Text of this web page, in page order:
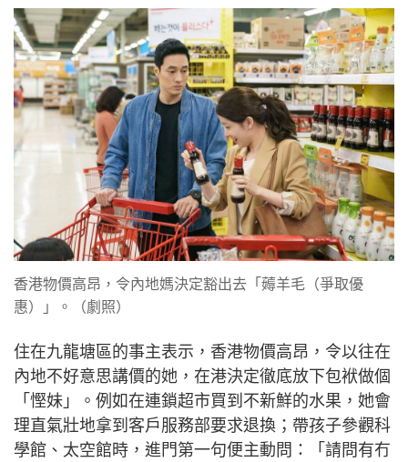
香港物價高昂，令內地媽決定豁出去「薅羊毛（爭取優
惠）」。（劇照）
住在九龍塘區的事主表示，香港物價高昂，令以往在
內地不好意思講價的她，在港決定徹底放下包袱做個
「慳妹」。例如在連鎖超市買到不新鮮的水果，她會
理直氣壯地拿到客戶服務部要求退換；帶孩子參觀科
學館、太空館時，進門第一句便主動問：「請問有冇